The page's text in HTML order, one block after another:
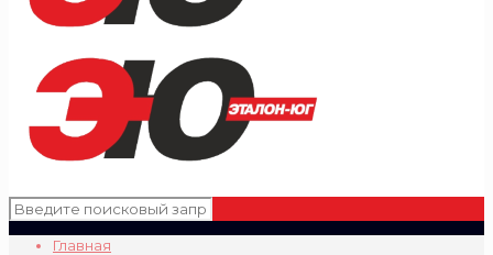
Главная